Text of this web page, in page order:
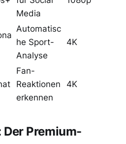
Media
Automatisc
he Sport-
Analyse
4K
Fan-
Reaktionen
erkennen
4K
Der Premium-